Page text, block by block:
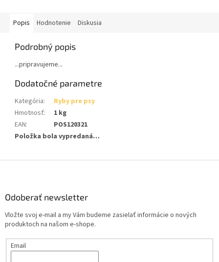
Popis Hodnotenie Diskusia
Podrobný popis
...pripravujeme...
Dodatočné parametre
Kategória:
Ryby pre psy
Hmotnosť:
1 kg
EAN:
POS120321
Položka bola vypredaná…
Odoberať newsletter
Vložte svoj e-mail a my Vám budeme zasielať informácie o nových
produktoch na našom e-shope.
Email